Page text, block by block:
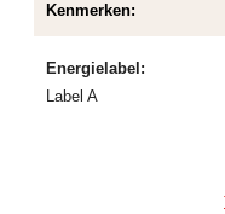
Kenmerken:
Energielabel:
Label A